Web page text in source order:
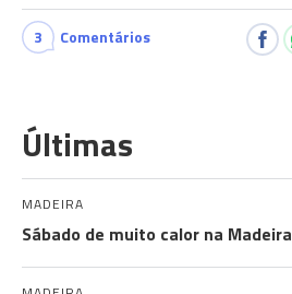
3 Comentários
Últimas
MADEIRA
Sábado de muito calor na Madeira